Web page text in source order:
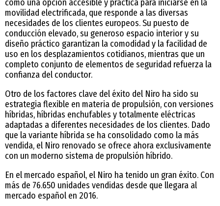
como una opción accesible y práctica para iniciarse en la
movilidad electrificada, que responde a las diversas
necesidades de los clientes europeos. Su puesto de
conducción elevado, su generoso espacio interior y su
diseño práctico garantizan la comodidad y la facilidad de
uso en los desplazamientos cotidianos, mientras que un
completo conjunto de elementos de seguridad refuerza la
confianza del conductor.
Otro de los factores clave del éxito del Niro ha sido su
estrategia flexible en materia de propulsión, con versiones
híbridas, híbridas enchufables y totalmente eléctricas
adaptadas a diferentes necesidades de los clientes. Dado
que la variante híbrida se ha consolidado como la más
vendida, el Niro renovado se ofrece ahora exclusivamente
con un moderno sistema de propulsión híbrido.
En el mercado español, el Niro ha tenido un gran éxito. Con
más de 76.650 unidades vendidas desde que llegara al
mercado español en 2016.